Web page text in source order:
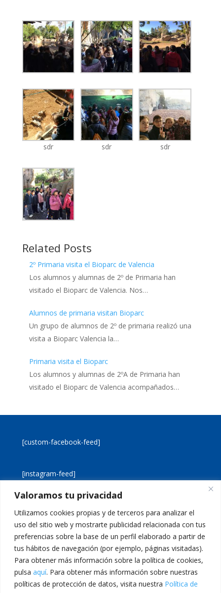
Valoramos tu privacidad
Utilizamos cookies propias y de terceros para analizar el
uso del sitio web y mostrarte publicidad relacionada con tus
preferencias sobre la base de un perfil elaborado a partir de
tus hábitos de navegación (por ejemplo, páginas visitadas).
Para obtener más información sobre la política de cookies,
pulsa aquí. Para obtener más información sobre nuestras
políticas de protección de datos, visita nuestra Política de
sdr sdr sdr
Related Posts
2º Primaria visita el Bioparc de Valencia
Los alumnos y alumnas de 2º de Primaria han
visitado el Bioparc de Valencia. Nos…
Alumnos de primaria visitan Bioparc
Un grupo de alumnos de 2º de primaria realizó una
visita a Bioparc Valencia la…
Primaria visita el Bioparc
Los alumnos y alumnas de 2ºA de Primaria han
visitado el Bioparc de Valencia acompañados…
[custom-facebook-feed]
[instagram-feed]
Aviso legal
Política de cookies